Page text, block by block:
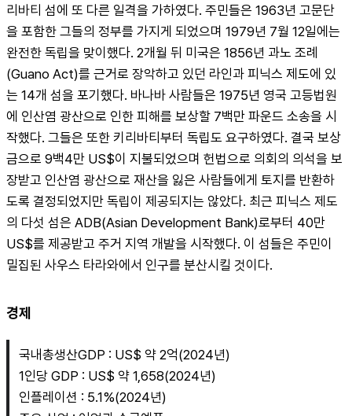
리바티 섬에 또 다른 일격을 가하였다. 주민들은 1963년 고문단
을 포함한 그들의 정부를 가지게 되었으며 1979년 7월 12일에는
완전한 독립을 맞이했다. 2개월 뒤 미국은 1856년 과노 조례
(Guano Act)를 근거로 장악하고 있던 라인과 피닉스 제도에 있
는 14개 섬을 포기했다. 바나바 사람들은 1975년 영국 고등법원
에 인산염 광산으로 인한 피해를 보상할 7백만 파운드 소송을 시
작했다. 그들은 또한 키리바티부터 독립도 요구하였다. 결국 보상
금으로 9백4만 US$이 지불되었으며 헌법으로 의회의 의석을 보
장받고 인산염 광산으로 재산을 잃은 사람들에게 토지를 반환하
도록 결정되었지만 독립이 제공되지는 않았다. 최근 피닉스 제도
의 다섯 섬은 ADB(Asian Development Bank)로부터 40만
US$를 제공받고 주거 지역 개발을 시작했다. 이 섬들은 주민이
밀집된 사우스 타라와에서 인구를 분산시킬 것이다.
경제
국내총생산GDP : US$ 약 2억(2024년)
1인당 GDP : US$ 약 1,658(2024년)
인플레이션 : 5.1%(2024년)